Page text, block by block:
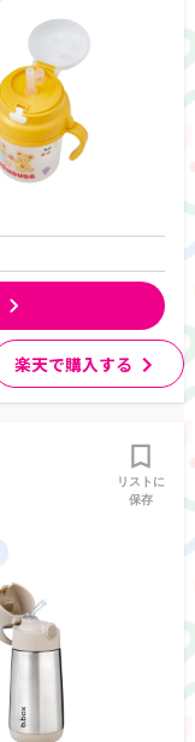
楽天で購入する
リストに
保存